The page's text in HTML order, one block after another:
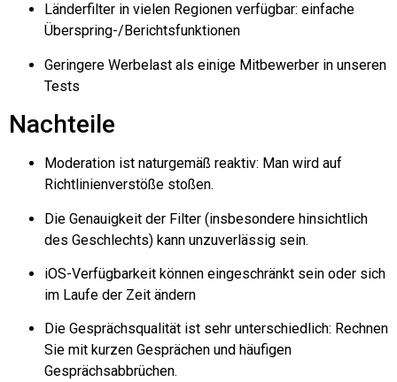
Länderfilter in vielen Regionen verfügbar: einfache
Überspring-/Berichtsfunktionen
Geringere Werbelast als einige Mitbewerber in unseren
Tests
Nachteile
Moderation ist naturgemäß reaktiv: Man wird auf
Richtlinienverstöße stoßen.
Die Genauigkeit der Filter (insbesondere hinsichtlich
des Geschlechts) kann unzuverlässig sein.
iOS-Verfügbarkeit können eingeschränkt sein oder sich
im Laufe der Zeit ändern
Die Gesprächsqualität ist sehr unterschiedlich: Rechnen
Sie mit kurzen Gesprächen und häufigen
Gesprächsabbrüchen.